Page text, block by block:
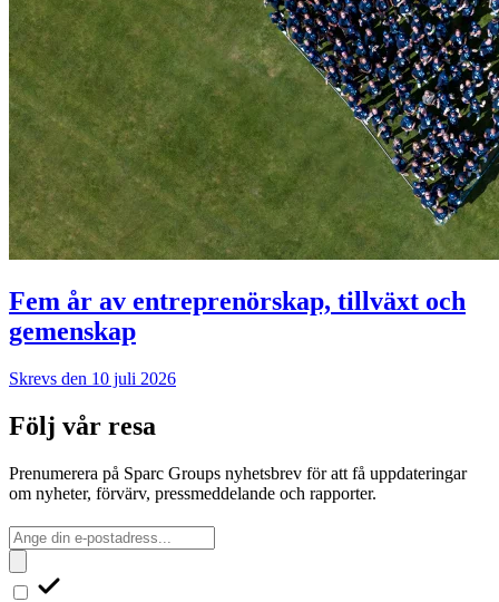
Fem år av entreprenörskap, tillväxt och
gemenskap
Skrevs den 10 juli 2026
Följ vår resa
Prenumerera på Sparc Groups nyhetsbrev för att få uppdateringar
om nyheter, förvärv, pressmeddelande och rapporter.